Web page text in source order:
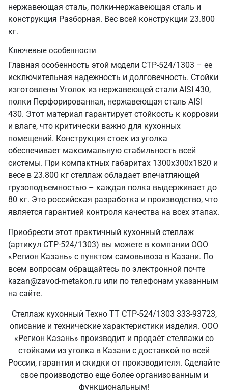
нержавеющая сталь, полки-нержавеющая сталь и
конструкция Разборная. Вес всей конструкции 23.800
кг.
Ключевые особенности
Главная особенность этой модели СТР-524/1303 – ее
исключительная надежность и долговечность. Стойки
изготовлены Уголок из нержавеющей стали AISI 430,
полки Перфорированная, нержавеющая сталь AISI
430. Этот материал гарантирует стойкость к коррозии
и влаге, что критически важно для кухонных
помещений. Конструкция стоек из уголка
обеспечивает максимальную стабильность всей
системы. При компактных габаритах 1300х300х1820 и
весе в 23.800 кг стеллаж обладает впечатляющей
грузоподъемностью – каждая полка выдерживает до
80 кг. Это российская разработка и производство, что
является гарантией контроля качества на всех этапах.
Приобрести этот практичный кухонный стеллаж
(артикул СТР-524/1303) вы можете в компании ООО
«Регион Казань» с пунктом самовывоза в Казани. По
всем вопросам обращайтесь по электронной почте
kazan@zavod-metakon.ru или по телефонам указанным
на сайте.
Стеллаж кухонный Техно ТТ СТР-524/1303 333-93723,
описание и технические характеристики изделия. ООО
«Регион Казань» производит и продаёт стеллажи со
стойками из уголка в Казани с доставкой по всей
России, гарантия и скидки от производителя. Сделайте
свое производство еще более организованным и
функциональным!